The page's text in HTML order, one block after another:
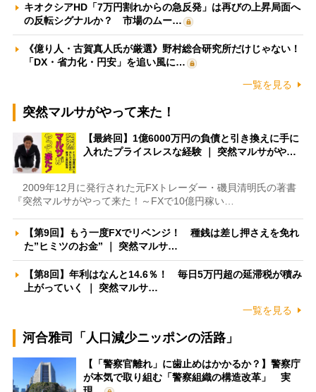
キオクシアHD「7万円割れからの急反発」は再びの上昇局面へ
の反転シグナルか？ 市場のムー…
《億り人・古賀真人氏が厳選》野村総合研究所だけじゃない！
「DX・省力化・円安」を追い風に…
一覧を見る
突然マルサがやって来た！
【最終回】1億6000万円の負債と引き換えに手に
入れたプライスレスな経験 ｜ 突然マルサがや…
2009年12月に発行された元FXトレーダー・磯貝清明氏の著書
『突然マルサがやって来た！～FXで10億円稼い…
【第9回】もう一度FXでリベンジ！ 種銭は差し押さえを免れ
た”ヒミツのお金” ｜ 突然マルサ…
【第8回】年利はなんと14.6％！ 毎日5万円超の延滞税が積み
上がっていく ｜ 突然マルサ…
一覧を見る
河合雅司「人口減少ニッポンの活路」
【「警察官離れ」に歯止めはかかるか？】警察庁
が本気で取り組む「警察組織の構造改革」 実